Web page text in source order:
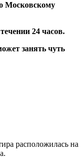
Московскому
24 часов.
занять чуть
расположилась на